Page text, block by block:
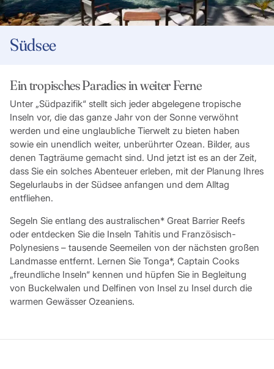
Südsee
Ein tropisches Paradies in weiter Ferne
Unter „Südpazifik“ stellt sich jeder abgelegene tropische
Inseln vor, die das ganze Jahr von der Sonne verwöhnt
werden und eine unglaubliche Tierwelt zu bieten haben
sowie ein unendlich weiter, unberührter Ozean. Bilder, aus
denen Tagträume gemacht sind. Und jetzt ist es an der Zeit,
dass Sie ein solches Abenteuer erleben, mit der Planung Ihres
Segelurlaubs in der Südsee anfangen und dem Alltag
entfliehen.
Segeln Sie entlang des australischen* Great Barrier Reefs
oder entdecken Sie die Inseln Tahitis und Französisch-
Polynesiens – tausende Seemeilen von der nächsten großen
Landmasse entfernt. Lernen Sie Tonga*, Captain Cooks
„freundliche Inseln“ kennen und hüpfen Sie in Begleitung
von Buckelwalen und Delfinen von Insel zu Insel durch die
warmen Gewässer Ozeaniens.